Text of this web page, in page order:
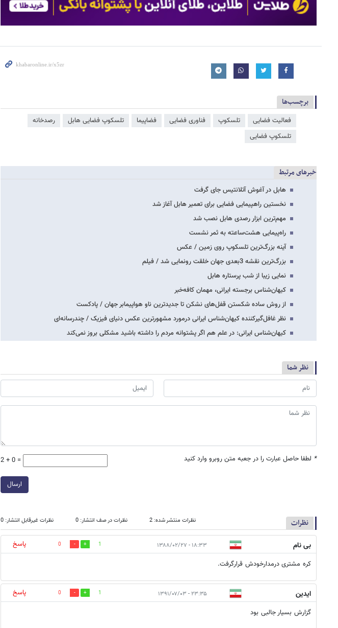
برچسب‌ها
فعالیت فضایی تلسکوپ فناوری فضایی فضاپیما تلسکوپ فضایی هابل
رصدخانه
تلسکوپ فضایی
خبرهای مرتبط
هابل در آغوش آتلانتیس جای گرفت
نخستین راهپیمایی فضایی برای تعمیر هابل آغاز شد
مهم‌ترین ابزار رصدی هابل نصب شد
راه‌پیمایی هشت‌ساعته به ثمر نشست
آینه بزرگ‌ترین تلسکوپ روی زمین / عکس
بزرگ‌ترین نقشه 3بعدی جهان خلقت رونمایی شد / فیلم
نمایی زیبا از شب پرستاره هابل
کیهان‌شناس برجسته ایرانی، مهمان کافه‌خبر
از روش ساده شکستن قفل‌های نشکن تا جدیدترین ناو هواپیمابر جهان / پادکست
نظر غافل‌گیرکننده کیهان‌شناس ایرانی درمورد مشهورترین عکس دنیای فیزیک / چندرسانه‌ای
کیهان‌شناس ایرانی: در علم هم اگر پشتوانه مردم را داشته باشید مشکلی بروز نمی‌کند
نظر شما
* لطفا حاصل عبارت را در جعبه متن روبرو وارد کنید 2 + 0 =
ارسال
نظرات نظرات منتشر شده: 2 نظرات در صف انتشار: 0 نظرات غیرقابل انتشار: 0
بی نام ۱۸:۳۳ - ۱۳۸۸/۰۲/۲۷ 1
0
پاسخ
کره مشتری درمدارخودش قرارگرفت.
ایدین ۲۳:۳۵ - ۱۳۹۱/۰۷/۰۳ 1
0
پاسخ
گزارش بسیار جالبی بود